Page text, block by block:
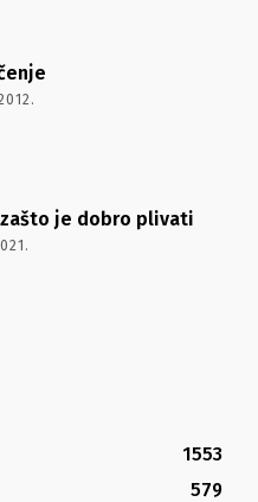
je dobro plivati
1553
579